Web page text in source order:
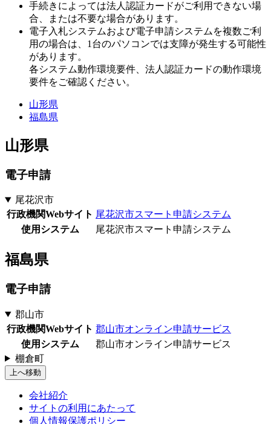
手続きによっては法人認証カードがご利用できない場
合、または不要な場合があります。
電子入札システムおよび電子申請システムを複数ご利
用の場合は、1台のパソコンでは支障が発生する可能性
があります。
各システム動作環境要件、法人認証カードの動作環境
要件をご確認ください。
山形県
福島県
山形県
電子申請
尾花沢市
行政機関Webサイト 尾花沢市スマート申請システム
使用システム
尾花沢市スマート申請システム
福島県
電子申請
郡山市
行政機関Webサイト 郡山市オンライン申請サービス
使用システム
郡山市オンライン申請サービス
棚倉町
上へ移動
会社紹介
サイトの利用にあたって
個人情報保護ポリシー